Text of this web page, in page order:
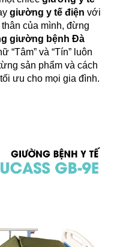
giường y tế điện với
của mình, đừng
giường bệnh Đà
“Tâm” và “Tín” luôn
sản phẩm và cách
ưu cho mọi gia đình.